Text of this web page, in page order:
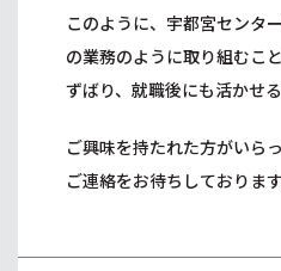
このように、宇都宮センタ
の業務のように取り組むこ
ずばり、就職後にも活かせ
ご興味を持たれた方がいら
ご連絡をお待ちしております